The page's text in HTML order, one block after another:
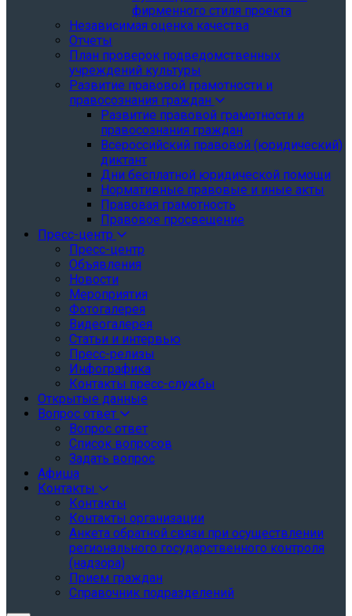
фирменного стиля проекта
Независимая оценка качества
Отчеты
План проверок подведомственных
учреждений культуры
Развитие правовой грамотности и
правосознания граждан
Развитие правовой грамотности и
правосознания граждан
Всероссийский правовой (юридический)
диктант
Дни бесплатной юридической помощи
Нормативные правовые и иные акты
Правовая грамотность
Правовое просвещение
Пресс-центр
Пресс-центр
Объявления
Новости
Мероприятия
Фотогалерея
Видеогалерея
Статьи и интервью
Пресс-релизы
Инфографика
Контакты пресс-службы
Открытые данные
Вопрос ответ
Вопрос ответ
Список вопросов
Задать вопрос
Афиша
Контакты
Контакты
Контакты организации
Анкета обратной связи при осуществлении
регионального государственного контроля
(надзора)
Прием граждан
Справочник подразделений